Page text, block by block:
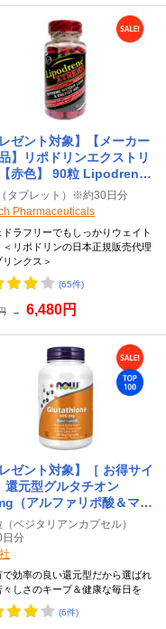
レゼント対象】【メーカー
】リポドリンエクストリ
赤色】 90粒 Lipodrene
Hi-Tech
（ハイテック
タブレット）※約30日分
Pharmaceuticals
ドラフリーでもしっかりウェイト
＜リポドリンの日本正規販売代理
リンクス＞
(65件)
→ 6,480円
レゼント対象】［ お得サイ
還元型グルタチオン
（アルファリポ酸＆マリ
ミ配合） Glutathione
ベジタリアンカプセル）
分
で効率の良い還元型だから選ばれ
々しさのキープ＆健康な毎日を
(6件)